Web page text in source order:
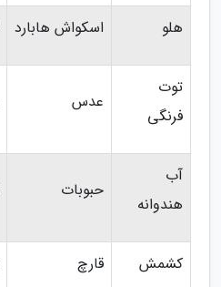
هلو اسکواش هابارد
توت
فرنگی
عدس
آب
هندوانه
حبوبات
کشمش قارچ